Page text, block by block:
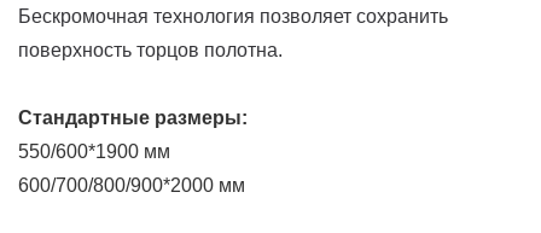
Бескромочная технология позволяет сохранить
поверхность торцов полотна.
Стандартные размеры:
550/600*1900 мм
600/700/800/900*2000 мм